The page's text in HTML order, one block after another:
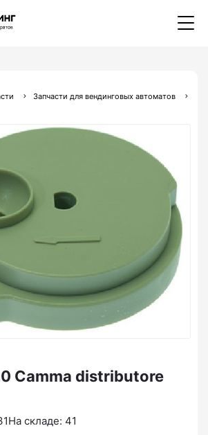
Запчасти для вендинговых автоматов
Camma distributore
На складе: 41